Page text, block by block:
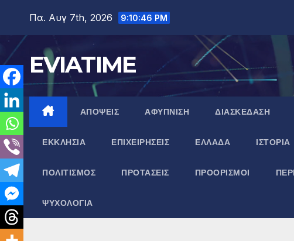
περιεχόμενο
Πα. Αυγ 7th, 2026 9:10:47 PM
EVIATIME
ΑΠΟΨΕΙΣ ΑΦΥΠΝΙΣΗ ΔΙΑΣΚΕΔΑΣΗ
ΕΚΚΛΗΣΙΑ ΕΠΙΧΕΙΡΗΣΕΙΣ ΕΛΛΑΔΑ ΙΣΤΟΡΙΑ
ΠΟΛΙΤΙΣΜΟΣ ΠΡΟΤΑΣΕΙΣ ΠΡΟΟΡΙΣΜΟΙ
ΨΥΧΟΛΟΓΙΑ